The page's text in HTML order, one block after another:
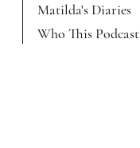
Matilda's Diaries
Who This Podcast